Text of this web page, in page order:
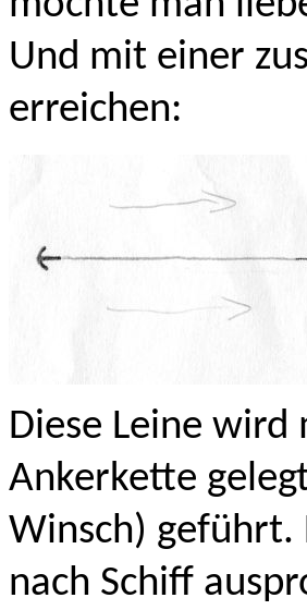
Und mit einer
erreichen:
Diese Leine
Ankerkette
Winsch) geführt.
nach Schiff